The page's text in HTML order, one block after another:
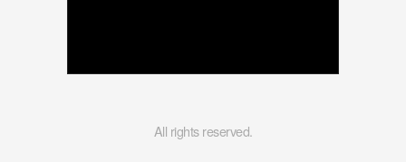
All rights reserved.